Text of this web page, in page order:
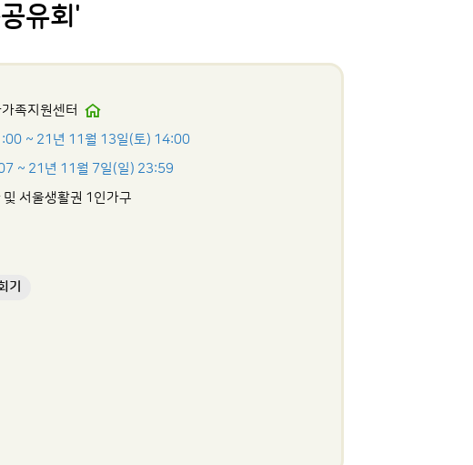
유회'
족지원센터
~ 21년 11월 13일(토) 14:00
~ 21년 11월 7일(일) 23:59
서울생활권 1인가구
기